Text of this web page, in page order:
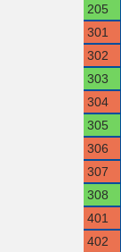
205
301
302
303
304
305
306
307
308
401
402